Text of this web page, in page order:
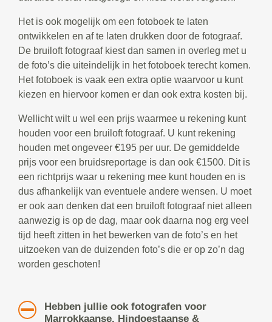
Het is ook mogelijk om een fotoboek te laten
ontwikkelen en af te laten drukken door de fotograaf.
De bruiloft fotograaf kiest dan samen in overleg met u
de foto’s die uiteindelijk in het fotoboek terecht komen.
Het fotoboek is vaak een extra optie waarvoor u kunt
kiezen en hiervoor komen er dan ook extra kosten bij.
Wellicht wilt u wel een prijs waarmee u rekening kunt
houden voor een bruiloft fotograaf. U kunt rekening
houden met ongeveer €195 per uur. De gemiddelde
prijs voor een bruidsreportage is dan ook €1500. Dit is
een richtprijs waar u rekening mee kunt houden en is
dus afhankelijk van eventuele andere wensen. U moet
er ook aan denken dat een bruiloft fotograaf niet alleen
aanwezig is op de dag, maar ook daarna nog erg veel
tijd heeft zitten in het bewerken van de foto’s en het
uitzoeken van de duizenden foto’s die er op zo’n dag
worden geschoten!
Hebben jullie ook fotografen voor
Marrokkaanse, Hindoestaanse &